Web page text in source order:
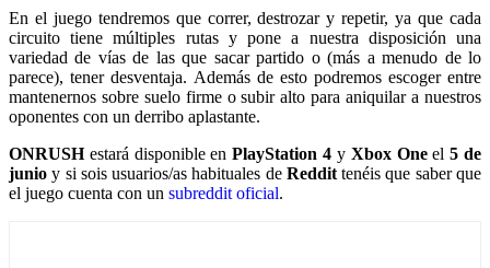
En el juego tendremos que correr, destrozar y repetir, ya que cada
circuito tiene múltiples rutas y pone a nuestra disposición una
variedad de vías de las que sacar partido o (más a menudo de lo
parece), tener desventaja. Además de esto podremos escoger entre
mantenernos sobre suelo firme o subir alto para aniquilar a nuestros
oponentes con un derribo aplastante.
ONRUSHestará disponible enPlayStation 4 y Xbox Oneel5 de
junioy si sois usuarios/as habituales de Reddittenéis que saber que
el juego cuenta con un subreddit oficial.